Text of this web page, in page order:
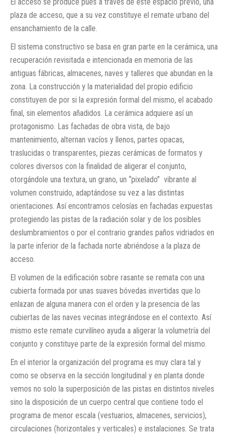
plaza de acceso, que a su vez constituye el remate urbano del
ensanchamiento de la calle.
El sistema constructivo se basa en gran parte en la cerámica, una
recuperación revisitada e intencionada en memoria de las
antiguas fábricas, almacenes, naves y talleres que abundan en la
zona. La construcción y la materialidad del propio edificio
constituyen de por si la expresión formal del mismo, el acabado
final, sin elementos añadidos. La cerámica adquiere así un
protagonismo. Las fachadas de obra vista, de bajo
mantenimiento, alternan vacíos y llenos, partes opacas,
traslucidas o transparentes, piezas cerámicas de formatos y
colores diversos con la finalidad de aligerar el conjunto,
otorgándole una textura, un grano, un “pixelado” vibrante al
volumen construido, adaptándose su vez a las distintas
orientaciones. Así encontramos celosías en fachadas expuestas
protegiendo las pistas de la radiación solar y de los posibles
deslumbramientos o por el contrario grandes paños vidriados en
la parte inferior de la fachada norte abriéndose a la plaza de
acceso.
El volumen de la edificación sobre rasante se remata con una
cubierta formada por unas suaves bóvedas invertidas que lo
enlazan de alguna manera con el orden y la presencia de las
cubiertas de las naves vecinas integrándose en el contexto. Así
mismo este remate curvilíneo ayuda a aligerar la volumetría del
conjunto y constituye parte de la expresión formal del mismo.
En el interior la organización del programa es muy clara tal y
como se observa en la sección longitudinal y en planta donde
vemos no solo la superposición de las pistas en distintos niveles
sino la disposición de un cuerpo central que contiene todo el
programa de menor escala (vestuarios, almacenes, servicios),
circulaciones (horizontales y verticales) e instalaciones. Se trata